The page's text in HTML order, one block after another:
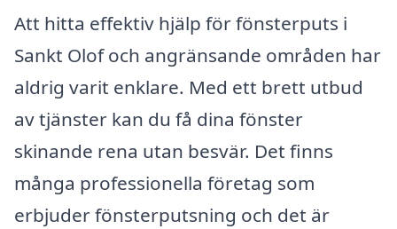
Att hitta effektiv hjälp för fönsterputs i
Sankt Olof och angränsande områden har
aldrig varit enklare. Med ett brett utbud
av tjänster kan du få dina fönster
skinande rena utan besvär. Det finns
många professionella företag som
erbjuder fönsterputsning och det är